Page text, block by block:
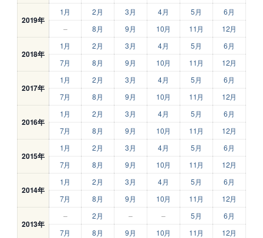
2019年
1月 2月 3月 4月 5月
6月
–
8月 9月 10月 11月 12月
2018年
1月 2月 3月 4月 5月
6月
7月
8月 9月 10月 11月 12月
2017年
1月 2月 3月 4月 5月
6月
7月
8月 9月 10月 11月 12月
2016年
1月 2月 3月 4月 5月
6月
7月
8月 9月 10月 11月 12月
2015年
1月 2月 3月 4月 5月
6月
7月
8月 9月 10月 11月 12月
2014年
1月 2月 3月 4月 5月
6月
7月
8月 9月 10月 11月 12月
2013年
– 2月 – – 5月
6月
7月
8月 9月 10月 11月 12月